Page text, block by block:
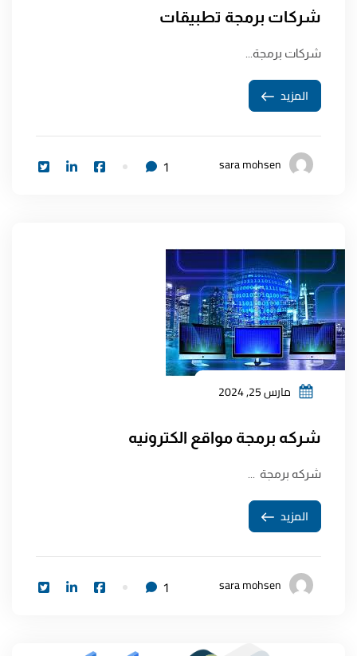
شركات برمجة تطبيقات
شركات برمجة...
المزيد
sara mohsen
1
مارس 25, 2024
شركه برمجة مواقع الكترونيه
شركه برمجة ...
المزيد
sara mohsen
1